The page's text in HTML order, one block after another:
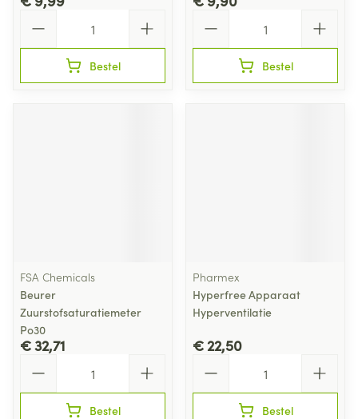
Bestel Bestel
FSA Chemicals
Beurer
Zuurstofsaturatiemeter
Po30
€ 32,71
Bestel
Pharmex
Hyperfree Apparaat
Hyperventilatie
€ 22,50
Bestel